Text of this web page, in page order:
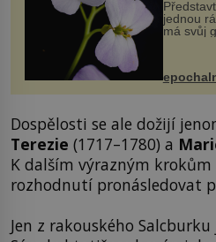
jednou
má svůj
Dospělosti se ale dožijí
Terezie (1717–1780) a
K dalším výrazným
rozhodnutí pronásledovat
Jen z rakouského